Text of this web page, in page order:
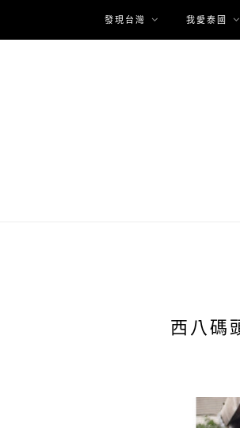
發現台灣 我愛泰國
西八碼